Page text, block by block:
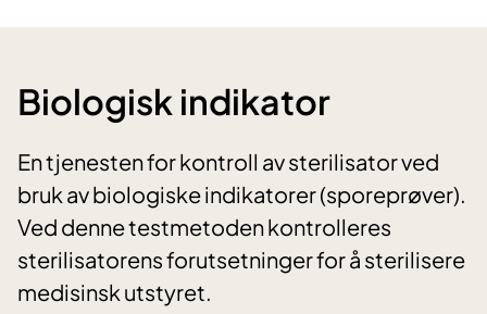
Biologisk indikator
En tjenesten for kontroll av sterilisator ved
bruk av biologiske indikatorer (sporeprøver).
Ved denne testmetoden kontrolleres
sterilisatorens forutsetninger for å sterilisere
medisinsk utstyret.